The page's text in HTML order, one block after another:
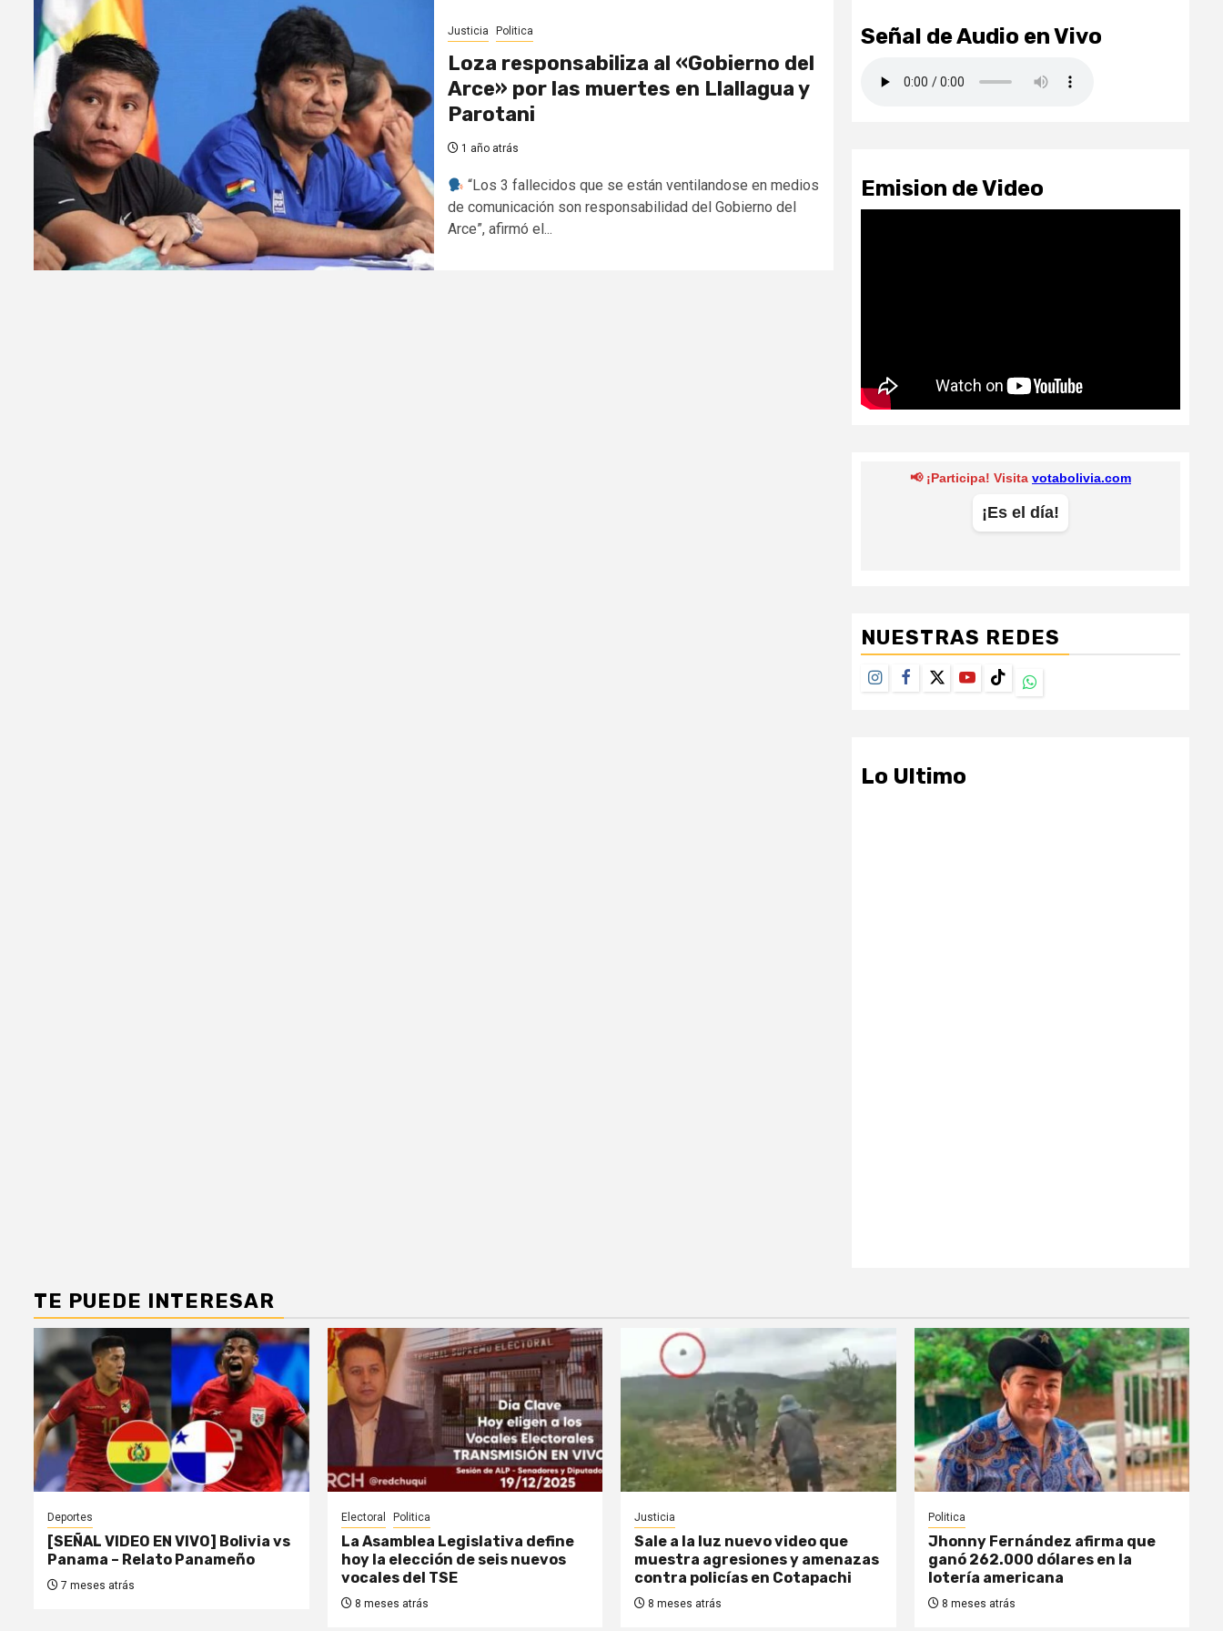
Justicia Politica
Loza responsabiliza al «Gobierno del
Arce» por las muertes en Llallagua y
Parotani
1 año atrás
“Los 3 fallecidos que se están ventilandose en medios
de comunicación son responsabilidad del Gobierno del
Arce”, afirmó el...
Señal de Audio en Vivo
Emision de Video
NUESTRAS REDES
Instagram
Facebook
TwitterYoutubeTikTokWhatsapp
Lo Ultimo
TE PUEDE INTERESAR
Deportes
[SEÑAL VIDEO EN VIVO] Bolivia vs
Panama – Relato Panameño
7 meses atrás
Electoral Politica
La Asamblea Legislativa define
hoy la elección de seis nuevos
vocales del TSE
8 meses atrás
Justicia
Sale a la luz nuevo video que
muestra agresiones y amenazas
contra policías en Cotapachi
8 meses atrás
Politica
Jhonny Fernández afirma que
ganó 262.000 dólares en la
lotería americana
8 meses atrás